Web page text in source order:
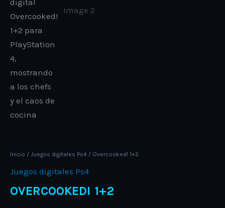
Inicio / Juegos digitales Ps4 / Overcooked! 1+2
Juegos digitales Ps4
OVERCOOKED! 1+2